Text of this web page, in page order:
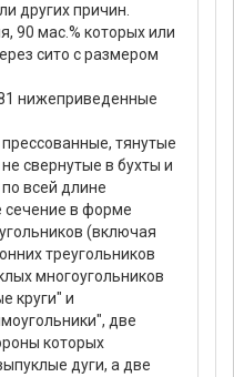
других причин.
90 мас.% которых или
сито с размером
нижеприведенные
тянутые
свернутые в бухты и
всей длине
сечение в форме
(включая
треугольников
многоугольников
круги" и
две
которых
дуги, а две